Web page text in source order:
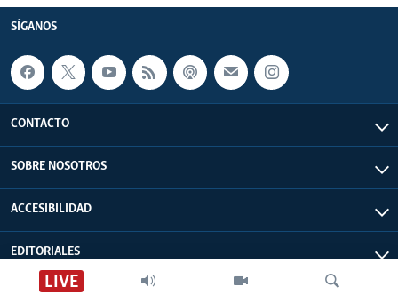
LIVE
SÍGANOS
CONTACTO
SOBRE NOSOTROS
ACCESIBILIDAD
EDITORIALES